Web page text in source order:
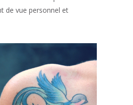
de vue personnel et